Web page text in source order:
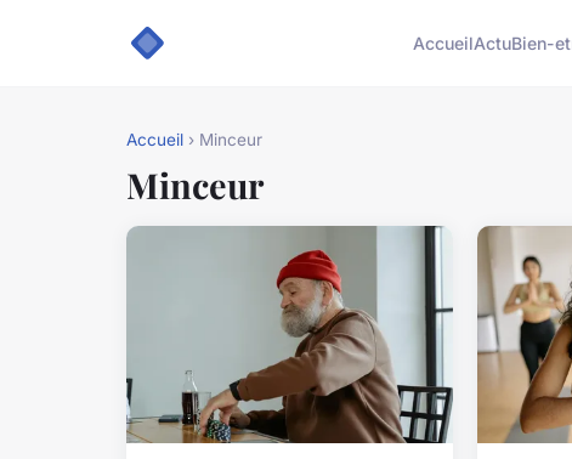
AccueilActuBien-
Accueil › Minceur
Minceur